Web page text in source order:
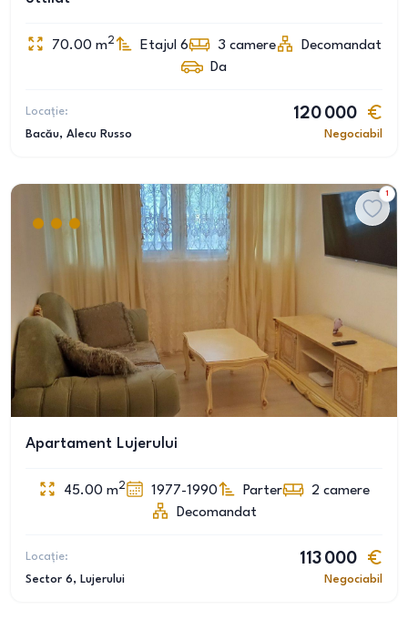
70.00 m2 Etajul 6 3 camere
Decomandat
Da
Locație:
Bacău, Alecu Russo
120 000
Negociabil
1
Apartament Lujerului
45.00 m2 1977-1990 Parter 2 camere
Decomandat
Locație:
Sector 6, Lujerului
113 000
Negociabil